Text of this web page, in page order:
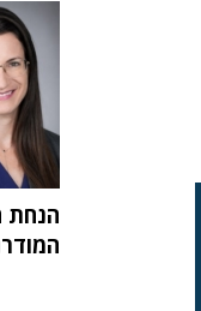
הנחת